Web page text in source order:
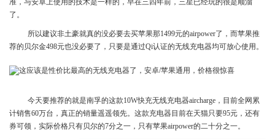
准，与安卓上使用的技术是一样的，早在三四年前，三星已经玩的很是顺溜
了。
所以建议非土豪就真的没必要去买苹果那1499元的airpower了，而苹果推
荐的贝尔金498元也没必要了，只要是通过Qi认证的无线充电器均可放心使用。
今天要推荐的就是南孚的这款10W快充无线充电器aircharge，目前全网累
计销售60万台，真正的销量遥遥领先。这款充电器目前在天猫只要95元，还有
券可领，实际价格只有贝尔的7分之一，只有苹果airpower的二十分之一。